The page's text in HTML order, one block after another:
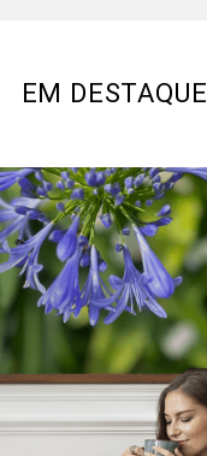
EM DESTAQUE
516 2